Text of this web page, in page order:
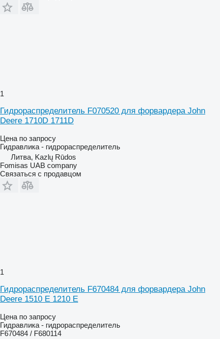
1
Гидрораспределитель F070520 для форвардера John
Deere 1710D 1711D
Цена по запросу
Гидравлика - гидрораспределитель
Литва, Kazlų Rūdos
Fomisas UAB company
Связаться с продавцом
1
Гидрораспределитель F670484 для форвардера John
Deere 1510 E 1210 E
Цена по запросу
Гидравлика - гидрораспределитель
F670484 / F680114